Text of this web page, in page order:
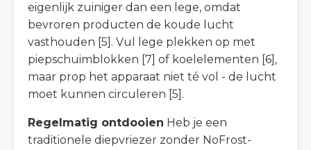
eigenlijk zuiniger dan een lege, omdat
bevroren producten de koude lucht
vasthouden [5]. Vul lege plekken op met
piepschuimblokken [7] of koelelementen [6],
maar prop het apparaat niet té vol - de lucht
moet kunnen circuleren [5].
Regelmatig ontdooien Heb je een
traditionele diepvriezer zonder NoFrost-